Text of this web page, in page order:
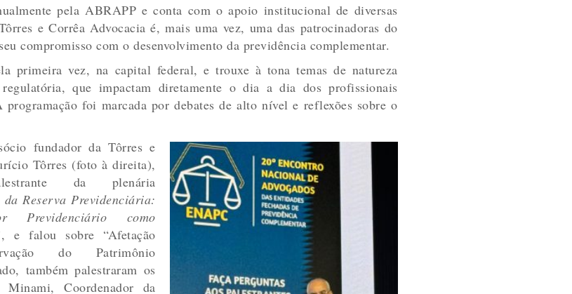
pela ABRAPP e conta com o apoio institucional de diversas
e Corrêa Advocacia é, mais uma vez, uma das patrocinadoras do
compromisso com o desenvolvimento da previdência complementar.
primeira vez, na capital federal, e trouxe à tona temas de natureza
que impactam diretamente o dia a dia dos profissionais
programação foi marcada por debates de alto nível e reflexões sobre o
fundador da Tôrres e
Tôrres (foto à direita),
da plenária
da Reserva Previdenciária:
Previdenciário como
, e falou sobre “Afetação
do Patrimônio
também palestraram os
Coordenador da